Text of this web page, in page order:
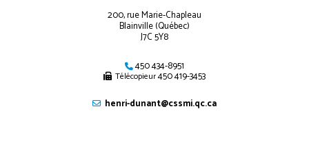
200, rue Marie-Chapleau
Blainville (Québec)
J7C 5Y8
450 434-8951
Télécopieur450 419-3453
henri-dunant@cssmi.qc.ca